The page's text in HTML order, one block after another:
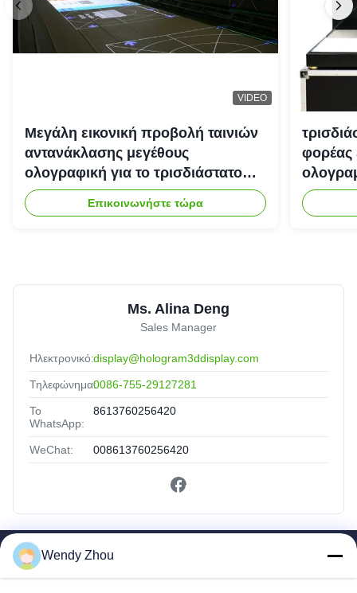
VIDEO
Μεγάλη εικονική προβολή ταινιών
αντανάκλασης μεγέθους
ολογραφική για το τρισδιάστατο
σύστημα προβολέων
ολογραμμάτων
Επικοινωνήστε τώρα
φορέας
Ms. Alina Deng
Sales Manager
Ηλεκτρονικό:display@hologram3ddisplay.com
Τηλεφώνημα:0086-755-29127281
Το
WhatsApp:
8613760256420
WeChat: 008613760256420
Wendy Zhou